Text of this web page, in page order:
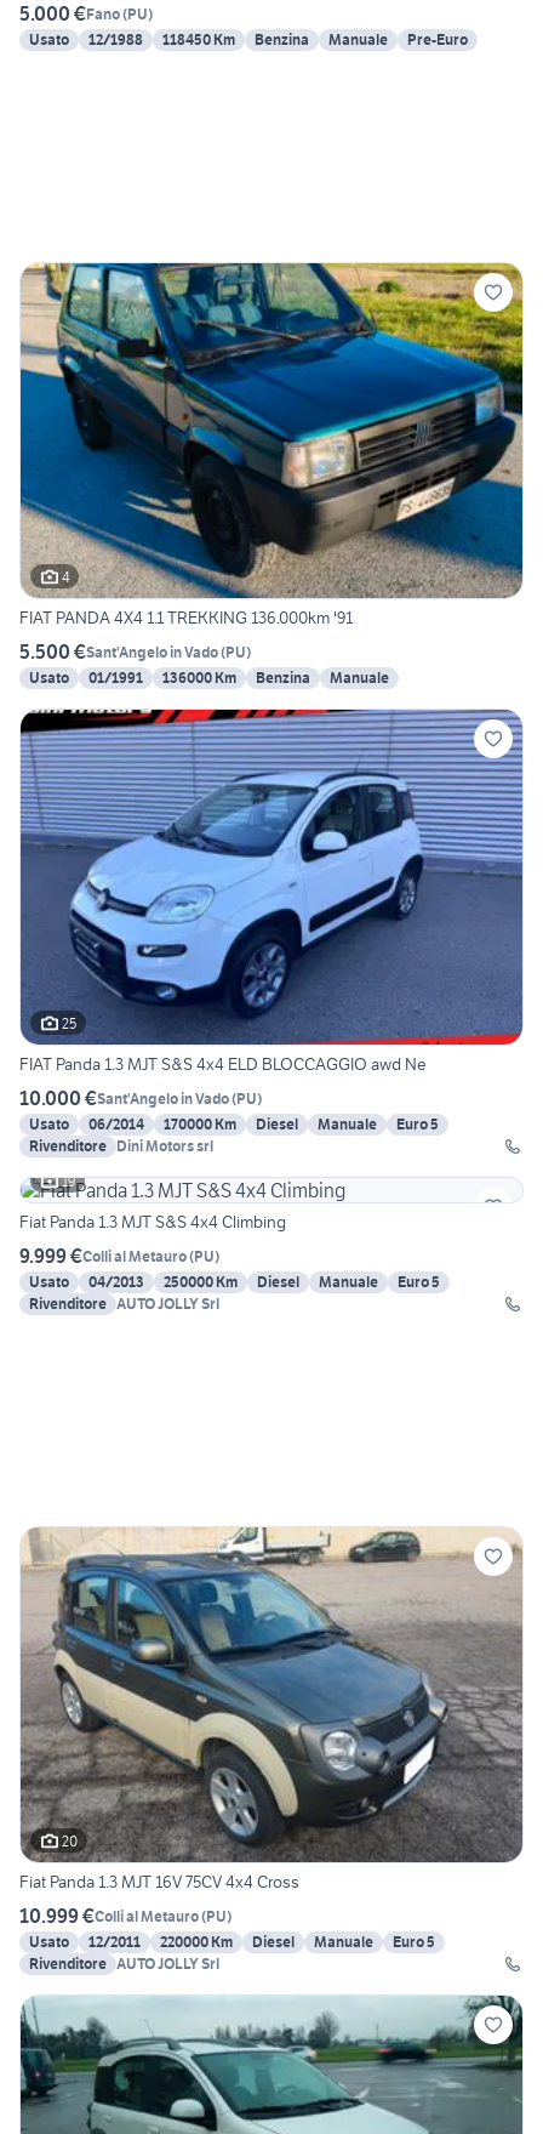
5.000 €Fano(PU)
Usato
12/1988 118450 Km Benzina Manuale Pre-Euro
4
FIAT PANDA 4X4 1.1 TREKKING 136.000km '91
5.500 €Sant'Angelo in Vado(PU)
Usato
01/1991 136000 Km Benzina Manuale
25
FIAT Panda 1.3 MJT S&S 4x4 ELD BLOCCAGGIO awd Ne
10.000 €Sant'Angelo in Vado(PU)
Usato
06/2014 170000 Km Diesel Manuale
Euro 5
Rivenditore Dini Motors srl
19
Fiat Panda 1.3 MJT S&S 4x4 Climbing
9.999 €Colli al Metauro(PU)
Usato
04/2013 250000 Km Diesel Manuale
Euro 5
Rivenditore AUTO JOLLY Srl
20
Fiat Panda 1.3 MJT 16V 75CV 4x4 Cross
10.999 €Colli al Metauro(PU)
Usato
12/2011 220000 Km Diesel Manuale
Euro 5
Rivenditore AUTO JOLLY Srl